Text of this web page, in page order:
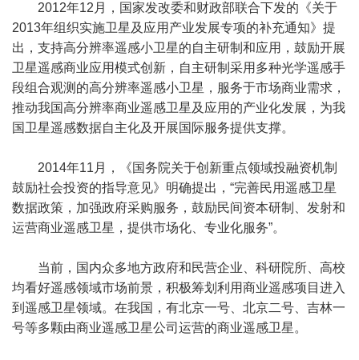
2012年12月，国家发改委和财政部联合下发的《关于
2013年组织实施卫星及应用产业发展专项的补充通知》提
出，支持高分辨率遥感小卫星的自主研制和应用，鼓励开展
卫星遥感商业应用模式创新，自主研制采用多种光学遥感手
段组合观测的高分辨率遥感小卫星，服务于市场商业需求，
推动我国高分辨率商业遥感卫星及应用的产业化发展，为我
国卫星遥感数据自主化及开展国际服务提供支撑。
2014年11月，《国务院关于创新重点领域投融资机制
鼓励社会投资的指导意见》明确提出，“完善民用遥感卫星
数据政策，加强政府采购服务，鼓励民间资本研制、发射和
运营商业遥感卫星，提供市场化、专业化服务”。
当前，国内众多地方政府和民营企业、科研院所、高校
均看好遥感领域市场前景，积极筹划利用商业遥感项目进入
到遥感卫星领域。在我国，有北京一号、北京二号、吉林一
号等多颗由商业遥感卫星公司运营的商业遥感卫星。